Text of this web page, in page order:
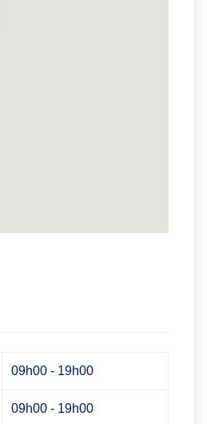
09h00 - 19h00
09h00 - 19h00